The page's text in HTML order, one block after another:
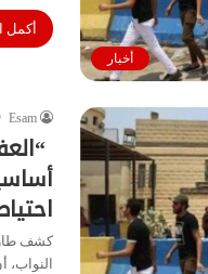
أخبار
أكمل
Esam
كشف